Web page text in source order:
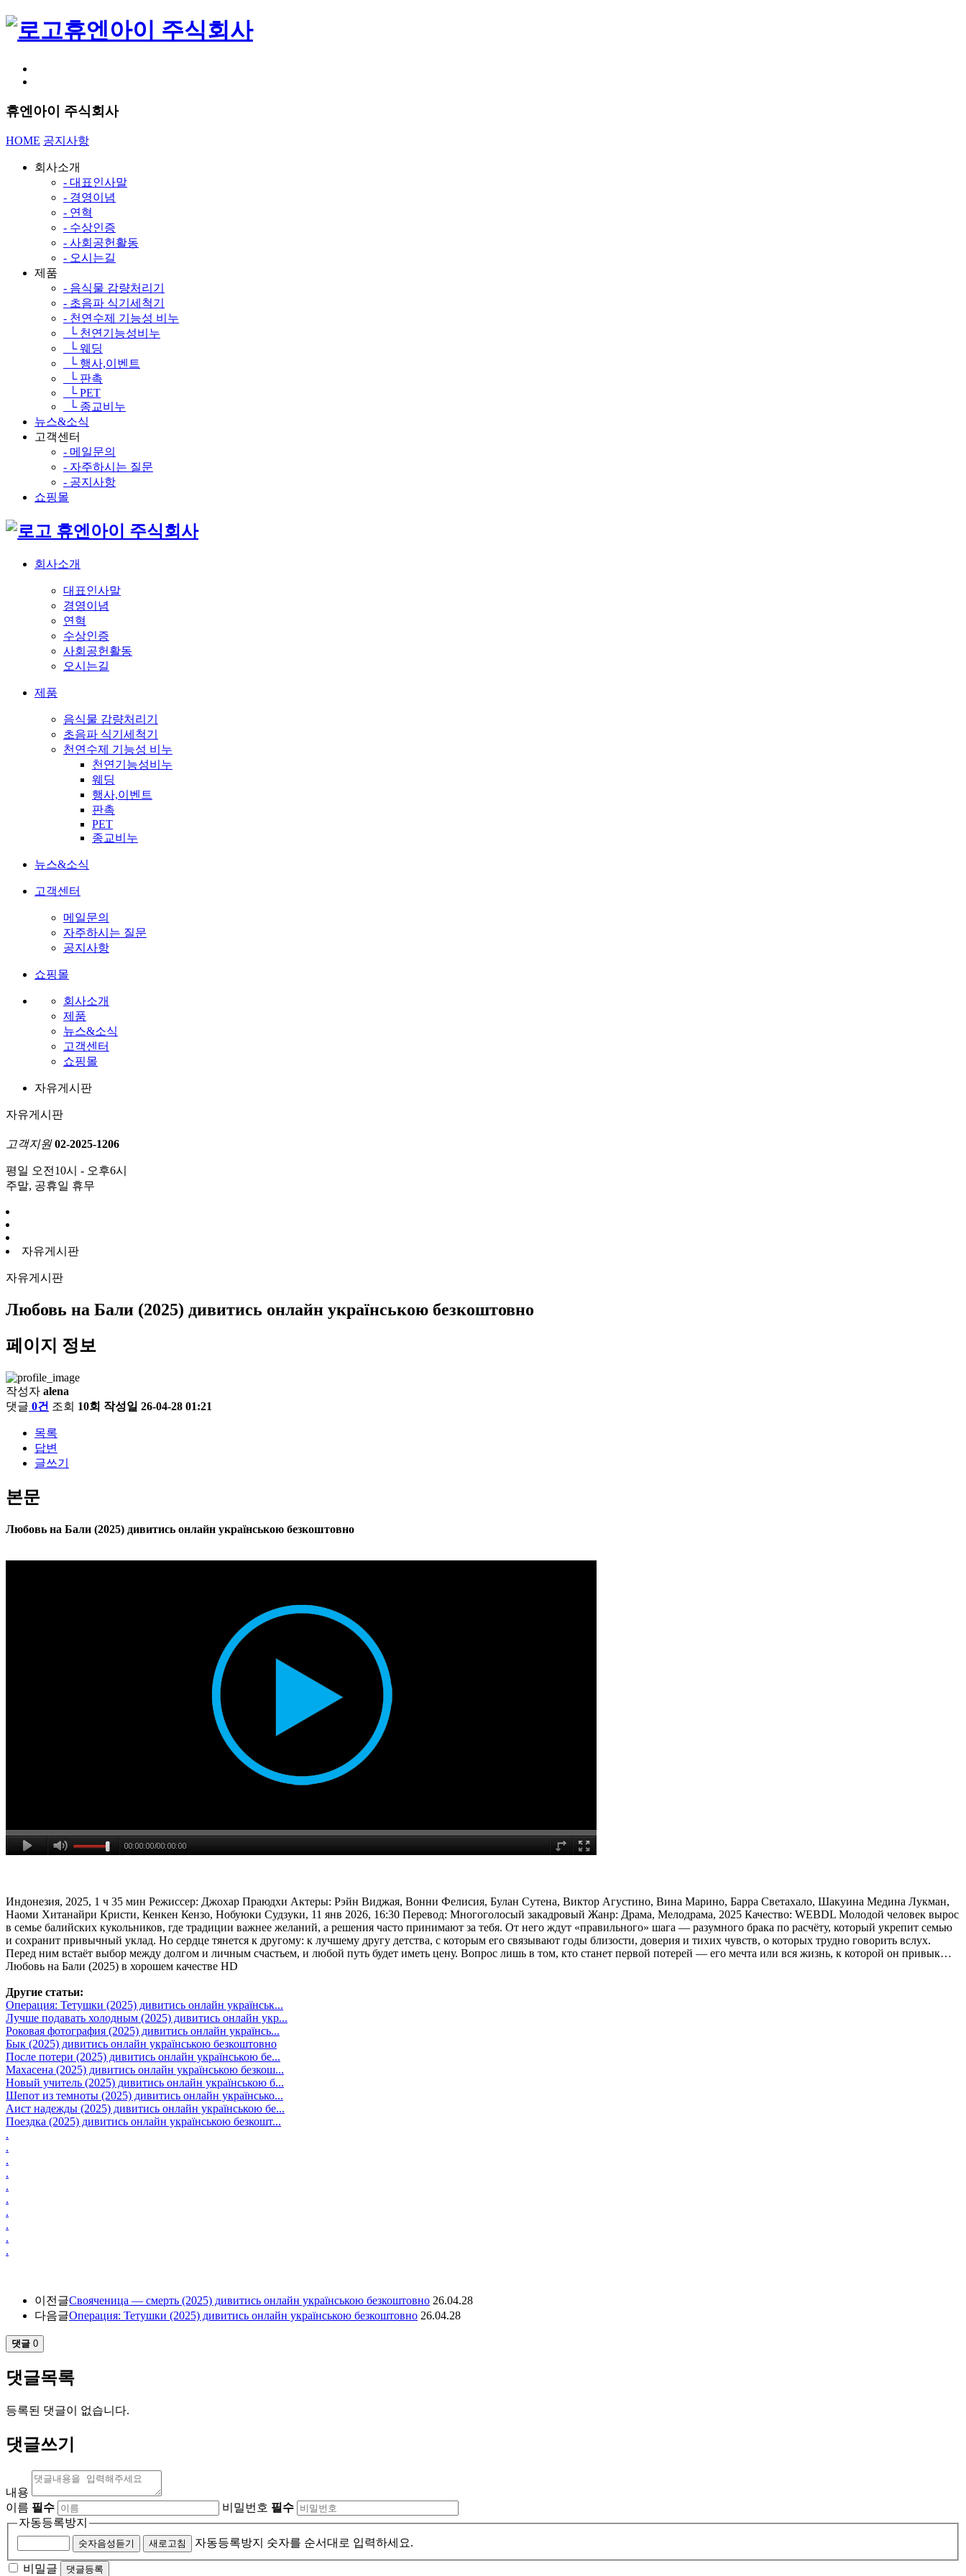
휴엔아이 주식회사
휴엔아이 주식회사
HOME 공지사항
회사소개
- 대표인사말
- 경영이념
- 연혁
- 수상인증
- 사회공헌활동
- 오시는길
제품
- 음식물 감량처리기
- 초음파 식기세척기
- 천연수제 기능성 비누
└ 천연기능성비누
└ 웨딩
└ 행사,이벤트
└ 판촉
└ PET
└ 종교비누
뉴스&소식
고객센터
- 메일문의
- 자주하시는 질문
- 공지사항
쇼핑몰
휴엔아이 주식회사
회사소개
대표인사말
경영이념
연혁
수상인증
사회공헌활동
오시는길
제품
음식물 감량처리기
초음파 식기세척기
천연수제 기능성 비누
천연기능성비누
웨딩
행사,이벤트
판촉
PET
종교비누
뉴스&소식
고객센터
메일문의
자주하시는 질문
공지사항
쇼핑몰
회사소개
제품
뉴스&소식
고객센터
쇼핑몰
자유게시판
자유게시판
고객지원 02-2025-1206
평일 오전10시 - 오후6시
주말, 공휴일 휴무
자유게시판
자유게시판
Любовь на Бали (2025) дивитись онлайн українською безкоштовно
페이지 정보
작성자 alena
댓글 0건 조회 10회 작성일 26-04-28 01:21
목록
답변
글쓰기
본문
Любовь на Бали (2025) дивитись онлайн українською безкоштовно
Индонезия, 2025, 1 ч 35 мин Режиссер: Джохар Праюдхи Актеры: Рэйн Виджая, Вонни Фелисия, Булан Сутена, Виктор Агустино, Вина Марино, Барра Светахало, Шакуина Медина Лукман,
Наоми Хитанайри Кристи, Кенкен Кензо, Нобуюки Судзуки, 11 янв 2026, 16:30 Перевод: Многоголосый закадровый Жанр: Драма, Мелодрама, 2025 Качество: WEBDL Молодой человек вырос
в семье балийских кукольников, где традиции важнее желаний, а решения часто принимают за тебя. От него ждут «правильного» шага — разумного брака по расчёту, который укрепит семью
и сохранит привычный уклад. Но сердце тянется к другому: к лучшему другу детства, с которым его связывают годы близости, доверия и тихих чувств, о которых трудно говорить вслух.
Перед ним встаёт выбор между долгом и личным счастьем, и любой путь будет иметь цену. Вопрос лишь в том, кто станет первой потерей — его мечта или вся жизнь, к которой он привык…
Любовь на Бали (2025) в хорошем качестве HD
Другие статьи:
Операция: Тетушки (2025) дивитись онлайн українськ...
Лучше подавать холодным (2025) дивитись онлайн укр...
Роковая фотография (2025) дивитись онлайн українсь...
Бык (2025) дивитись онлайн українською безкоштовно
После потери (2025) дивитись онлайн українською бе...
Махасена (2025) дивитись онлайн українською безкош...
Новый учитель (2025) дивитись онлайн українською б...
Шепот из темноты (2025) дивитись онлайн українсько...
Аист надежды (2025) дивитись онлайн українською бе...
Поездка (2025) дивитись онлайн українською безкошт...
.
.
.
.
.
.
.
.
.
.
이전글Свояченица — смерть (2025) дивитись онлайн українською безкоштовно 26.04.28
다음글Операция: Тетушки (2025) дивитись онлайн українською безкоштовно 26.04.28
댓글 0
댓글목록
등록된 댓글이 없습니다.
댓글쓰기
내용
이름 필수 비밀번호 필수
자동등록방지
숫자음성듣기 새로고침 자동등록방지 숫자를 순서대로 입력하세요.
비밀글 댓글등록